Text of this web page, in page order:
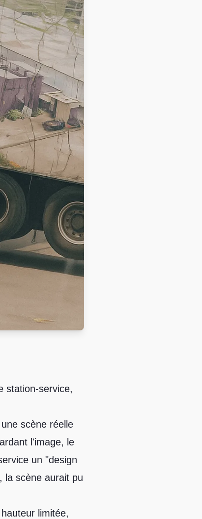
station-service,
scène réelle
l'image, le
un "design
la scène aurait pu
limitée,